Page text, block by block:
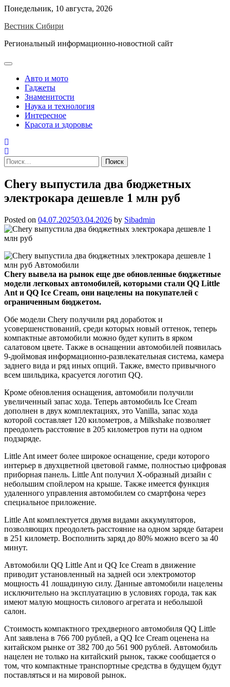
Skip
content
Понедельник, 10 августа, 2026
Вестник Сибири
Региональный информационно-новостной сайт
Авто и мото
Гаджеты
Знаменитости
Наука и технология
Интересное
Красота и здоровье
Найти:
Chery выпустила два бюджетных
электрокара дешевле 1 млн руб
Posted on 04.07.202503.04.2026 by Sibadmin
Chery вывела на рынок еще две обновленные бюджетные
модели легковых автомобилей, которыми стали QQ Little
Ant и QQ Ice Cream, они нацелены на покупателей с
ограниченным бюджетом.
Обе модели Chery получили ряд доработок и
усовершенствований, среди которых новый оттенок, теперь
компактные автомобили можно будет купить в ярком
салатовом цвете. Также в оснащении автомобилей появилась
9-дюймовая информационно-развлекательная система, камера
заднего вида и ряд иных опций. Также, вместо привычного
всем шильдика, красуется логотип QQ.
Кроме обновления оснащения, автомобили получили
увеличенный запас хода. Теперь автомобиль Ice Cream
дополнен в двух комплектациях, это Vanilla, запас хода
которой составляет 120 километров, а Milkshake позволяет
преодолеть расстояние в 205 километров пути на одном
подзаряде.
Little Ant имеет более широкое оснащение, среди которого
интерьер в двухцветной цветовой гамме, полностью цифровая
приборная панель. Little Ant получил Х-образный дизайн с
небольшим спойлером на крыше. Также имеется функция
удаленного управления автомобилем со смартфона через
специальное приложение.
Little Ant комплектуется двумя видами аккумуляторов,
позволяющих преодолеть расстояние на одном заряде батареи
в 251 километр. Восполнить заряд до 80% можно всего за 40
минут.
Автомобили QQ Little Ant и QQ Ice Cream в движение
приводит установленный на задней оси электромотор
мощность 41 лошадиную силу. Данные автомобили нацелены
исключительно на эксплуатацию в условиях города, так как
имеют малую мощность силового агрегата и небольшой
салон.
Стоимость компактного трехдверного автомобиля QQ Little
Ant заявлена в 766 700 рублей, а QQ Ice Cream оценена на
китайском рынке от 382 700 до 561 900 рублей. Автомобиль
нацелен не только на китайский рынок, также сообщается о
том, что компактные транспортные средства в будущем будут
поставляться и на мировой рынок.